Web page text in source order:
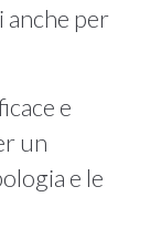
per
e
un
e le